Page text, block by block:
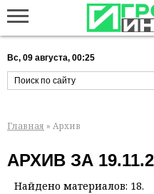
Вс, 09 августа, 00:25
Главная » Архив
АРХИВ ЗА
Найдено материалов: 18.